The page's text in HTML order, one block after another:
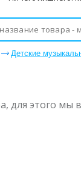
Детские
этого мы